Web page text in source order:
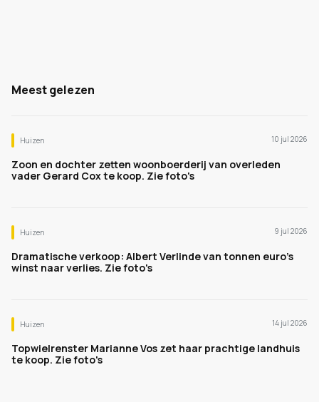
Meest gelezen
Huizen 10 jul 2026
Zoon en dochter zetten woonboerderij van overleden
vader Gerard Cox te koop. Zie foto's
Huizen 9 jul 2026
Dramatische verkoop: Albert Verlinde van tonnen euro's
winst naar verlies. Zie foto's
Huizen 14 jul 2026
Topwielrenster Marianne Vos zet haar prachtige landhuis
te koop. Zie foto's